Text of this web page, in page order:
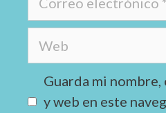
Guarda mi
y web en este